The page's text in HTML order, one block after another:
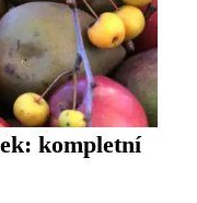
kompletní